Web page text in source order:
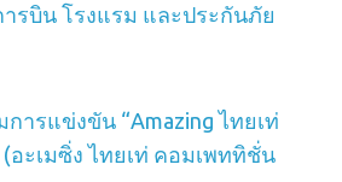
รบิน โรงแรม และประกันภัย
ารแข่งขัน “Amazing ไทยเท่
(อะเมซิ่ง ไทยเท่ คอมเพททิชั่น